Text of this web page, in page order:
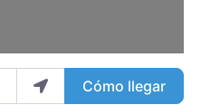
Cómo llegar